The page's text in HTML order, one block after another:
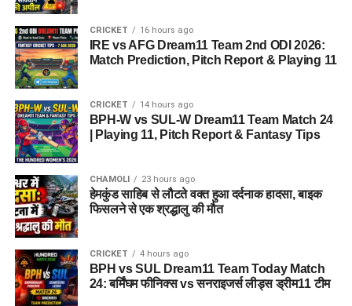
CRICKET 16 hours ago
IRE vs AFG Dream11 Team 2nd ODI 2026:
Match Prediction, Pitch Report & Playing 11
CRICKET 14 hours ago
BPH-W vs SUL-W Dream11 Team Match 24
| Playing 11, Pitch Report & Fantasy Tips
CHAMOLI 23 hours ago
हेमकुंड साहिब से लौटते वक्त हुआ दर्दनाक हादसा, बाइक
फिसलने से एक श्रद्धालु की मौत
CRICKET 4 hours ago
BPH vs SUL Dream11 Team Today Match
24: बर्मिंघम फीनिक्स vs सनराइजर्स लीड्स ड्रीम11 टीम